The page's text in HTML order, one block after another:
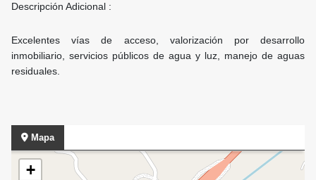
Descripción Adicional :
Excelentes vías de acceso, valorización por desarrollo
inmobiliario, servicios públicos de agua y luz, manejo de aguas
residuales.
Mapa
+